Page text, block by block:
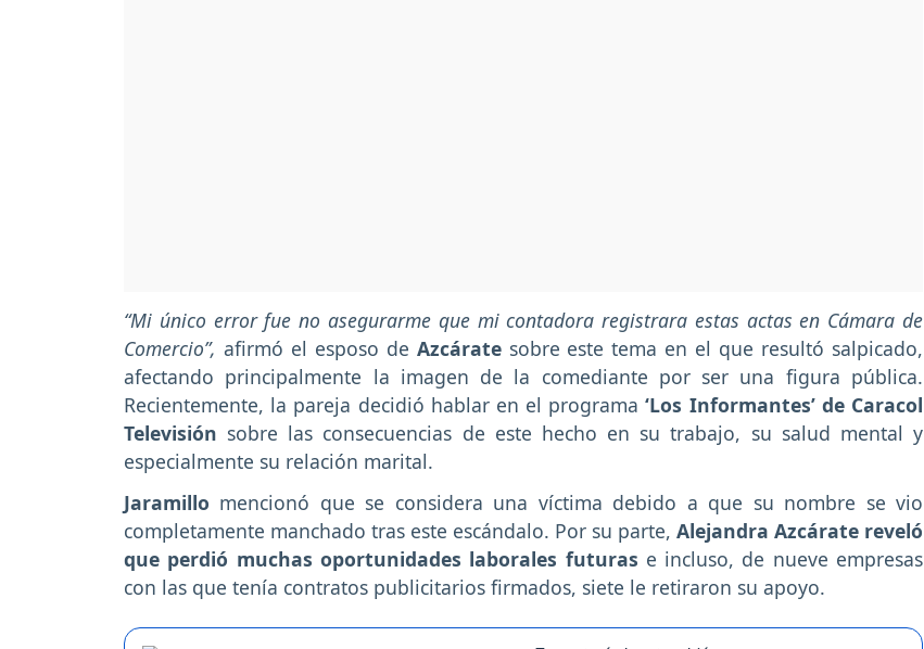
“Mi único error fue no asegurarme que mi contadora registrara estas actas en Cámara de
Comercio”, afirmó el esposo de Azcárate sobre este tema en el que resultó salpicado,
afectando principalmente la imagen de la comediante por ser una figura pública.
Recientemente, la pareja decidió hablar en el programa‘Los Informantes’ de Caracol
Televisión sobre las consecuencias de este hecho en su trabajo, su salud mental y
especialmente su relación marital.
Jaramillo mencionó que se considera una víctima debido a que su nombre se vio
completamente manchado tras este escándalo. Por su parte, Alejandra Azcárate reveló
que perdió muchas oportunidades laborales futuras e incluso, de nueve empresas
con las que tenía contratos publicitarios firmados, siete le retiraron su apoyo.